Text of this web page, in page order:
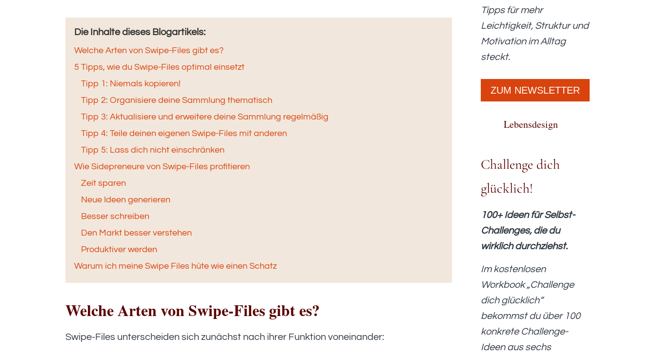
Die Inhalte dieses Blogartikels:
Welche Arten von Swipe-Files gibt es?
5 Tipps, wie du Swipe-Files optimal einsetzt
Tipp 1: Niemals kopieren!
Tipp 2: Organisiere deine Sammlung thematisch
Tipp 3: Aktualisiere und erweitere deine Sammlung regelmäßig
Tipp 4: Teile deinen eigenen Swipe-Files mit anderen
Tipp 5: Lass dich nicht einschränken
Wie Sidepreneure von Swipe-Files profitieren
Zeit sparen
Neue Ideen generieren
Besser schreiben
Den Markt besser verstehen
Produktiver werden
Warum ich meine Swipe Files hüte wie einen Schatz
Welche Arten von Swipe-Files gibt es?
Swipe-Files unterscheiden sich zunächst nach ihrer Funktion voneinander:
Tipps für mehr
Leichtigkeit, Struktur und
Motivation im Alltag
steckt.
ZUM NEWSLETTER
Lebensdesign
Challenge dich
glücklich!
100+ Ideen für Selbst-
Challenges, die du
wirklich durchziehst.
Im kostenlosen
Workbook „Challenge
dich glücklich“
bekommst du über 100
konkrete Challenge-
Ideen aus sechs